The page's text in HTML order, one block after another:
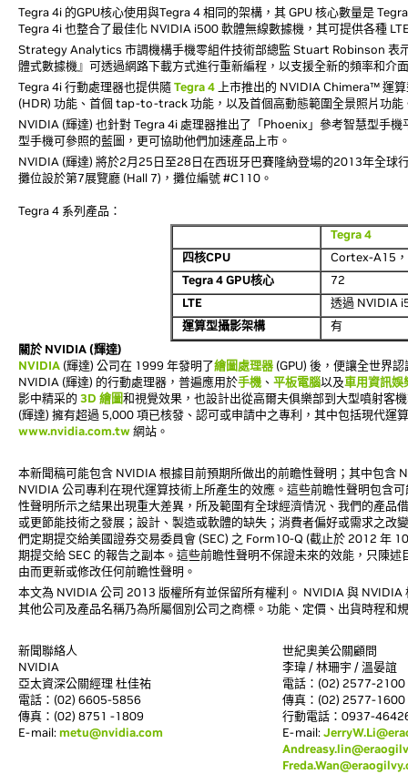
Tegra 4i 的GPU核心使用與Tegra 4 相同的架構，其 GPU 核心數量是
Tegra 4i 也整合了最佳化 NVIDIA i500 軟體無線數據機，其可提供各種
Strategy Analytics 市調機構手機零組件技術部總監 Stuart Robinson 表
體式數據機』可透過網路下載方式進行重新編程，以支援全新的頻率和介
Tegra 4i 行動處理器也提供隨Tegra 4 上市推出的 NVIDIA Chimera™ 運
(HDR) 功能、首個 tap-to-track 功能，以及首個高動態範圍全景照片功能
NVIDIA (輝達) 也針對 Tegra 4i 處理器推出了「Phoenix」參考智慧型手
型手機可參照的藍圖，更可協助他們加速產品上市。
NVIDIA (輝達) 將於2月25日至28日在西班牙巴賽隆納登場的2013年全
攤位設於第7展覽廳 (Hall 7)，攤位編號 #C110。
Tegra 4 系列產品：
Tegra 4
四核CPU
Cortex-A15
Tegra 4 GPU核心
72
LTE
透過 NVIDIA
運算型攝影架構
有
關於 NVIDIA (輝達)
NVIDIA (輝達) 公司在 1999 年發明了繪圖處理器 (GPU) 後，便讓全世界
NVIDIA (輝達) 的行動處理器，普遍應用於手機 、 平板電腦以及車用資訊娛
影中精采的 3D 繪圖和視覺效果，也設計出從高爾夫俱樂部到大型噴射客
(輝達) 擁有超過 5,000 項已核發、認可或申請中之專利，其中包括現代
www.nvidia.com.tw網站。
本新聞稿可能包含 NVIDIA 根據目前預期所做出的前瞻性聲明；其中包
NVIDIA 公司專利在現代運算技術上所產生的效應。這些前瞻性聲明包含
性聲明所示之結果出現重大差異，所及範圍有全球經濟情況、我們的產
或更節能技術之發展；設計、製造或軟體的缺失；消費者偏好或需求之
們定期提交給美國證券交易委員會 (SEC) 之 Form10-Q (截止於 2012 年
期提交給 SEC 的報告之副本。這些前瞻性聲明不保證未來的效能，只陳
由而更新或修改任何前瞻性聲明。
本文為 NVIDIA 公司 2013 版權所有並保留所有權利。 NVIDIA 與
其他公司及產品名稱乃為所屬個別公司之商標。功能、定價、出貨時程和
新聞聯絡人
NVIDIA
亞太資深公關經理 杜佳祐
電話：(02) 6605-5856
傳真：(02) 8751 -1809
E-mail:metu@nvidia.com
世紀奧美公關顧問
李瑋 / 林珊宇 / 溫晏誼
電話：(02) 2577-
傳真：(02) 2577-1600
行動電話：0937-
E-mail: